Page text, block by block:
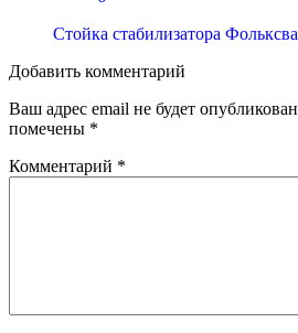
Стойка стабилизатора
Добавить комментарий
Ваш адрес email не будет
помечены *
Комментарий *